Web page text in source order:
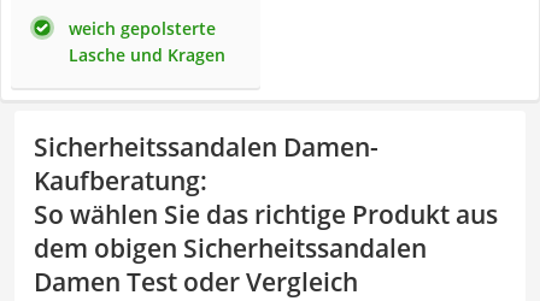
weich gepolsterte
Lasche und Kragen
Sicherheitssandalen Damen-
Kaufberatung:
So wählen Sie das richtige Produkt aus
dem obigen Sicherheitssandalen
Damen Test oder Vergleich